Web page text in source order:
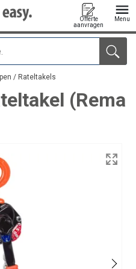
Offerte
aanvragen
Menu
/ Rateltakels
(Rema